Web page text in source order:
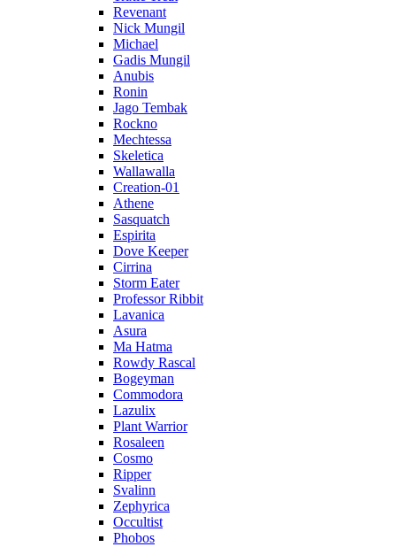
Revenant
Nick Mungil
Michael
Gadis Mungil
Anubis
Ronin
Jago Tembak
Rockno
Mechtessa
Skeletica
Wallawalla
Creation-01
Athene
Sasquatch
Espirita
Dove Keeper
Cirrina
Storm Eater
Professor Ribbit
Lavanica
Asura
Ma Hatma
Rowdy Rascal
Bogeyman
Commodora
Lazulix
Plant Warrior
Rosaleen
Cosmo
Ripper
Svalinn
Zephyrica
Occultist
Phobos